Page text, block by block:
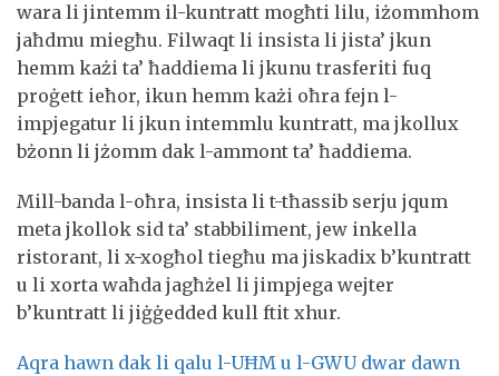
wara li jintemm il-kuntratt mogħti lilu, iżommhom
jaħdmu miegħu. Filwaqt li insista li jista’ jkun
hemm każi ta’ ħaddiema li jkunu trasferiti fuq
proġett ieħor, ikun hemm każi oħra fejn l-
impjegatur li jkun intemmlu kuntratt, ma jkollux
bżonn li jżomm dak l-ammont ta’ ħaddiema.
Mill-banda l-oħra, insista li t-tħassib serju jqum
meta jkollok sid ta’ stabbiliment, jew inkella
ristorant, li x-xogħol tiegħu ma jiskadix b’kuntratt
u li xorta waħda jagħżel li jimpjega wejter
b’kuntratt li jiġġedded kull ftit xhur.
Aqra hawn dak li qalu l-UĦM u l-GWU dwar dawn